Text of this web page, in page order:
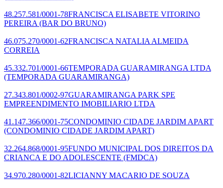
48.257.581/0001-78FRANCISCA ELISABETE VITORINO
PEREIRA (BAR DO BRUNO)
46.075.270/0001-62FRANCISCA NATALIA ALMEIDA
CORREIA
45.332.701/0001-66TEMPORADA GUARAMIRANGA LTDA
(TEMPORADA GUARAMIRANGA)
27.343.801/0002-97GUARAMIRANGA PARK SPE
EMPREENDIMENTO IMOBILIARIO LTDA
41.147.366/0001-75CONDOMINIO CIDADE JARDIM APART
(CONDOMINIO CIDADE JARDIM APART)
32.264.868/0001-95FUNDO MUNICIPAL DOS DIREITOS DA
CRIANCA E DO ADOLESCENTE (FMDCA)
34.970.280/0001-82LICIANNY MACARIO DE SOUZA